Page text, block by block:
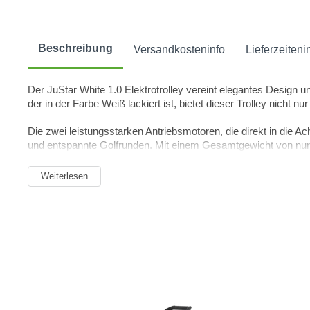
Beschreibung Versandkosteninfo
Der JuStar White 1.0 Elektrotrolley vereint elegantes Design
der in der Farbe Weiß lackiert ist, bietet dieser Trolley nicht
Die zwei leistungsstarken Antriebsmotoren, die direkt in die
und entspannte Golfrunden. Mit einem Gesamtgewicht von
Der JuStar White 1.0 lässt sich mit wenigen Handgriffen auf
Geschwindigkeitseinstellung erfolgt komfortabel über den
Weiterlesen